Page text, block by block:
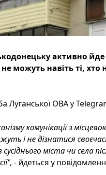
активно
можуть навіть ті, хто
Луганської ОВА у
комунікації з
і не дізнатися
міста чи села
- йдеться у